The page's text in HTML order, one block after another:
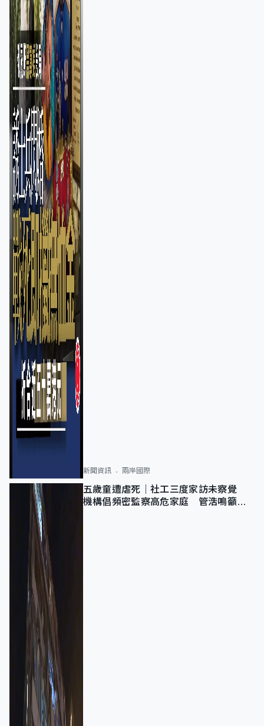
新聞資訊 兩岸國際
五歲童遭虐死｜社工三度家訪未察覺
機構倡頻密監察高危家庭 管浩鳴籲加